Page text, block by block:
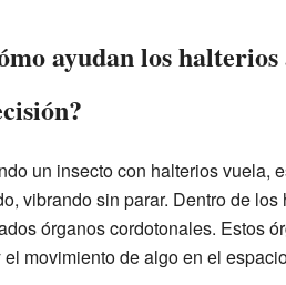
ayudan los
un insecto con halterios vuela,
vibrando sin parar. Dentro de
órganos cordotonales. Estos
movimiento de algo en el